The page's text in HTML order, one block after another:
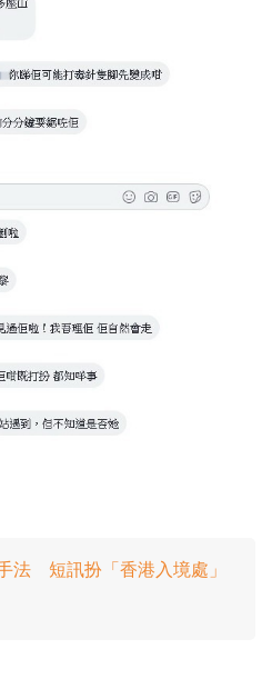
法 短訊扮「香港入境處」